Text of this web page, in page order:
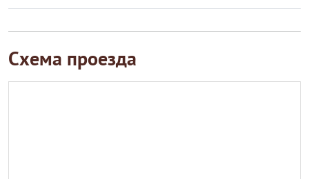
Схема проезда